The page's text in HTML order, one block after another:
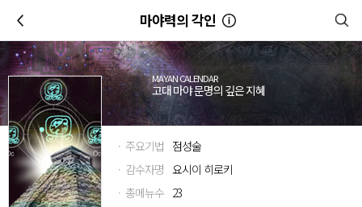
마야력의 각인
MAYAN CALENDAR
고대 마야 문명의 깊은 지혜
· 주요기법 점성술
· 감수자명 요시이 히로키
· 총메뉴수 23